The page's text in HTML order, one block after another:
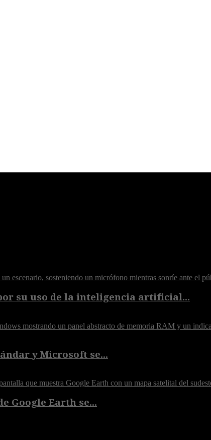
su uso de la inteligencia artificial...
y Microsoft se...
Google Earth se...